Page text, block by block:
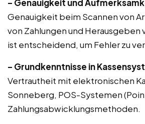
– Genauigkeit und
Genauigkeit beim Scannen von
von Zahlungen und Herausgeben
ist entscheidend, um Fehler zu
– Grundkenntnisse in
Vertrautheit mit elektronischen
Sonneberg, POS-Systemen
Zahlungsabwicklungsmethoden.